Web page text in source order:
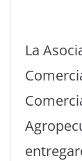
La